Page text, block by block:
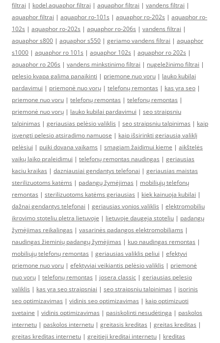
filtrai | kodel aquaphor filtrai | aquaphor filtrai | vandens filtrai |
aquaphor filtrai | aquaphor ro-101s | aquaphor ro-202s | aquaphor ro-
102s | aquaphor ro-202s | aquaphor ro-206s | vandens filtrai |
aquaphor s800 | aquaphor s550 | geriamo vandens filtrai | aquaphor
s1000 | aquaphor ro 101s | aquaphor 102s | aquaphor ro 202s |
aquaphor ro 206s | vandens minkstinimo filtrai | nugeležinimo filtrai |
pelesio kvapa galima panaikinti | priemone nuo voru | lauko kubilai
pardavimui | priemonė nuo vorų | telefonų remontas | kas yra seo |
priemone nuo voru | telefonų remontas | telefonų remontas |
priemonė nuo vorų | lauko kubilai pardavimui | seo straipsniu
talpinimas | geriausias pelėsio valiklis | seo straipsniu talpinimas | kaip
isvengti pelesio atsiradimo namuose | kaip išsirinkti geriausią valiklį
pelėsiui | puiki dovana vaikams | smagiam žaidimui kieme | aikštelės
vaikų laiko praleidimui | telefonų remontas naudingas | geriausias
kaciu kraikas | dazniausiai gendantys telefonai | geriausias maistas
sterilizuotoms katėms | padangų žymėjimas | mobiliųjų telefonų
remontas | sterilizuotoms katėms geriausias | kiek kainuoja kubilai |
dažnai gendantys telefonai | geriausias vonios valiklis | elektromobiliu
ikrovimo stoteliu pletra lietuvoje | lietuvoje daugeja stoteliu | padangų
žymėjimas reikalingas | vasarinės padangos elektromobiliams |
naudingas žieminių padangų žymėjimas | kuo naudingas remontas |
mobiliųjų telefonų remontas | geriausias valiklis peliui | efektyvi
priemone nuo voru | efektyviai veikiantis pelėsio valiklis | priemonė
nuo vorų | telefonų remontas | josera classic | geriausias pelesio
valiklis | kas yra seo straipsniai | seo straipsniu talpinimas | isorinis
seo optimizavimas | vidinis seo optimizavimas | kaip optimizuoti
svetaine | vidinis optimizavimas | pasiskolinti nesudėtinga | paskolos
internetu | paskolos internetu | greitasis kreditas | greitas kreditas |
greitas kreditas internetu | greitieji kreditai internetu | kreditas